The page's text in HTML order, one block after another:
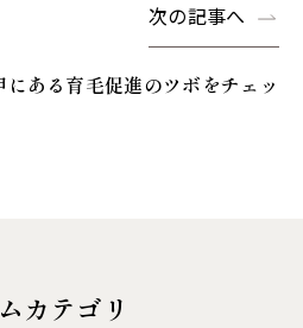
次の記事へ
ある育毛促進のツボをチェッ
カテゴリ